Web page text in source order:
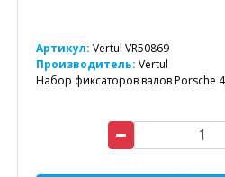
Артикул: Vertul VR50869
Производитель: Vertul
Набор фиксаторов валов Porsche